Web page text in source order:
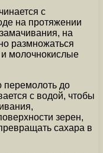
с
на протяжении
на
размножаться
молочнокислые
перемолоть до
с водой, чтобы
зерен,
сахара в